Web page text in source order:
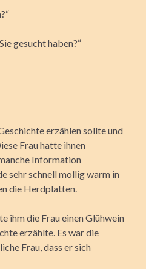
gesucht haben?“
erzählen sollte und
Frau hatte ihnen
Information
sehr schnell mollig warm in
die Herdplatten.
ihm die Frau einen Glühwein
erzählte. Es war die
Frau, dass er sich